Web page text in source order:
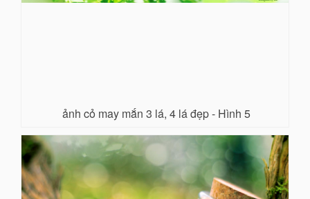
ảnh cỏ may mắn 3 lá, 4 lá đẹp - Hình 5